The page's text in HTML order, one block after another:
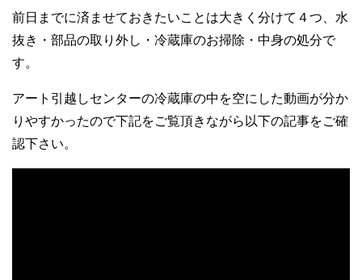
前日までに済ませておきたいことは大きく分けて４つ、水
抜き・部品の取り外し・冷蔵庫のお掃除・中身の処分で
す。
アート引越しセンターの冷蔵庫の中を空にした動画が分か
りやすかったので下記をご覧頂きながら以下の記事をご確
認下さい。